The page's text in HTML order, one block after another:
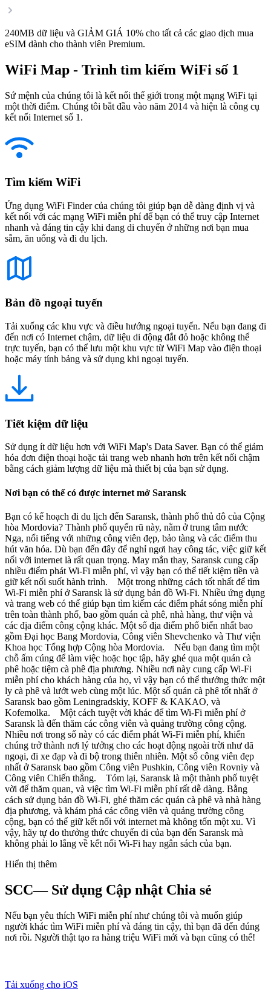
240MB dữ liệu và GIẢM GIÁ 10% cho tất cả các giao dịch mua
eSIM dành cho thành viên Premium.
WiFi Map - Trình tìm kiếm WiFi số 1
Sứ mệnh của chúng tôi là kết nối thế giới trong một mạng WiFi tại
một thời điểm. Chúng tôi bắt đầu vào năm 2014 và hiện là công cụ
kết nối Internet số 1.
Tìm kiếm WiFi
Ứng dụng WiFi Finder của chúng tôi giúp bạn dễ dàng định vị và
kết nối với các mạng WiFi miễn phí để bạn có thể truy cập Internet
nhanh và đáng tin cậy khi đang di chuyển ở những nơi bạn mua
sắm, ăn uống và đi du lịch.
Bản đồ ngoại tuyến
Tải xuống các khu vực và điều hướng ngoại tuyến. Nếu bạn đang đi
đến nơi có Internet chậm, dữ liệu di động đắt đỏ hoặc không thể
trực tuyến, bạn có thể lưu một khu vực từ WiFi Map vào điện thoại
hoặc máy tính bảng và sử dụng khi ngoại tuyến.
Tiết kiệm dữ liệu
Sử dụng ít dữ liệu hơn với WiFi Map's Data Saver. Bạn có thể giảm
hóa đơn điện thoại hoặc tải trang web nhanh hơn trên kết nối chậm
bằng cách giảm lượng dữ liệu mà thiết bị của bạn sử dụng.
Nơi bạn có thể có được internet mở Saransk
Bạn có kế hoạch đi du lịch đến Saransk, thành phố thủ đô của Cộng
hòa Mordovia? Thành phố quyến rũ này, nằm ở trung tâm nước
Nga, nổi tiếng với những công viên đẹp, bảo tàng và các điểm thu
hút văn hóa. Dù bạn đến đây để nghỉ ngơi hay công tác, việc giữ kết
nối với internet là rất quan trọng. May mắn thay, Saransk cung cấp
nhiều điểm phát Wi-Fi miễn phí, vì vậy bạn có thể tiết kiệm tiền và
giữ kết nối suốt hành trình. Một trong những cách tốt nhất để tìm
Wi-Fi miễn phí ở Saransk là sử dụng bản đồ Wi-Fi. Nhiều ứng dụng
và trang web có thể giúp bạn tìm kiếm các điểm phát sóng miễn phí
trên toàn thành phố, bao gồm quán cà phê, nhà hàng, thư viện và
các địa điểm công cộng khác. Một số địa điểm phổ biến nhất bao
gồm Đại học Bang Mordovia, Công viên Shevchenko và Thư viện
Khoa học Tổng hợp Cộng hòa Mordovia. Nếu bạn đang tìm một
chỗ ấm cúng để làm việc hoặc học tập, hãy ghé qua một quán cà
phê hoặc tiệm cà phê địa phương. Nhiều nơi này cung cấp Wi-Fi
miễn phí cho khách hàng của họ, vì vậy bạn có thể thưởng thức một
ly cà phê và lướt web cùng một lúc. Một số quán cà phê tốt nhất ở
Saransk bao gồm Leningradskiy, KOFF & KAKAO, và
Kofemolka. Một cách tuyệt vời khác để tìm Wi-Fi miễn phí ở
Saransk là đến thăm các công viên và quảng trường công cộng.
Nhiều nơi trong số này có các điểm phát Wi-Fi miễn phí, khiến
chúng trở thành nơi lý tưởng cho các hoạt động ngoài trời như dã
ngoại, đi xe đạp và đi bộ trong thiên nhiên. Một số công viên đẹp
nhất ở Saransk bao gồm Công viên Pushkin, Công viên Rovniy và
Công viên Chiến thắng. Tóm lại, Saransk là một thành phố tuyệt
vời để thăm quan, và việc tìm Wi-Fi miễn phí rất dễ dàng. Bằng
cách sử dụng bản đồ Wi-Fi, ghé thăm các quán cà phê và nhà hàng
địa phương, và khám phá các công viên và quảng trường công
cộng, bạn có thể giữ kết nối với internet mà không tốn một xu. Vì
vậy, hãy tự do thưởng thức chuyến đi của bạn đến Saransk mà
không phải lo lắng về kết nối Wi-Fi hay ngân sách của bạn.
Hiển thị thêm
SCC— Sử dụng Cập nhật Chia sẻ
Nếu bạn yêu thích WiFi miễn phí như chúng tôi và muốn giúp
người khác tìm WiFi miễn phí và đáng tin cậy, thì bạn đã đến đúng
nơi rồi. Người thật tạo ra hàng triệu WiFi mới và bạn cũng có thể!
Tải xuống cho iOS